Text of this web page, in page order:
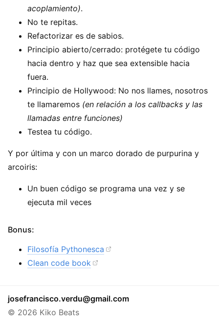
acoplamiento).
No te repitas.
Refactorizar es de sabios.
Principio abierto/cerrado: protégete tu código
hacia dentro y haz que sea extensible hacia
fuera.
Principio de Hollywood: No nos llames, nosotros
te llamaremos (en relación a los callbacks y las
llamadas entre funciones)
Testea tu código.
Y por última y con un marco dorado de purpurina y
arcoiris:
Un buen código se programa una vez y se
ejecuta mil veces
Bonus:
Filosofía Pythonesca
Clean code book
josefrancisco.verdu@gmail.com
© 2026 Kiko Beats